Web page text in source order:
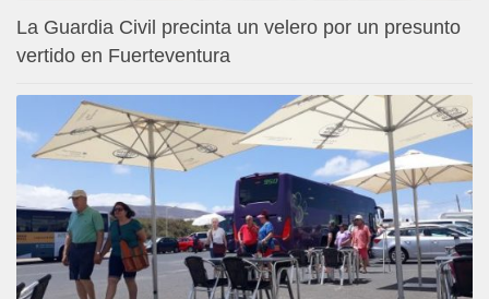
La Guardia Civil precinta un velero por un presunto
vertido en Fuerteventura